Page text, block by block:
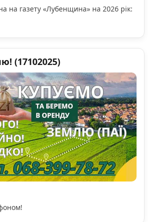
на газету «Лубенщина» на 2026 рік:
(17102025)